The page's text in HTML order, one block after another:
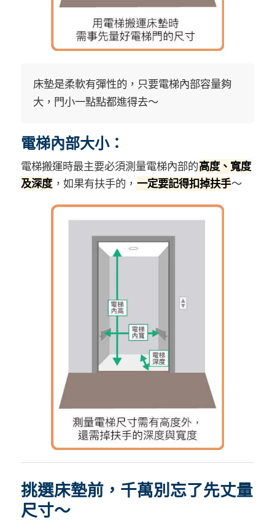
床墊是柔軟有彈性的，只要電梯內部容量夠
大，門小一點點都進得去～
電梯內部大小：
電梯搬運時最主要必須測量電梯內部的高度、寬度
及深度，如果有扶手的， 一定要記得扣掉扶手～
挑選床墊前，千萬別忘了先丈量
尺寸～